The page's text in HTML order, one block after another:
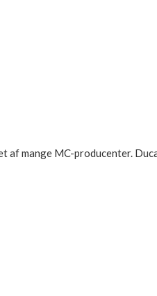
mange MC-producenter.